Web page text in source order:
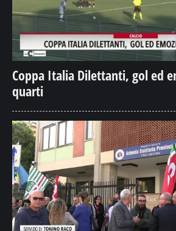
Coppa Italia Dilettanti, gol ed
quarti